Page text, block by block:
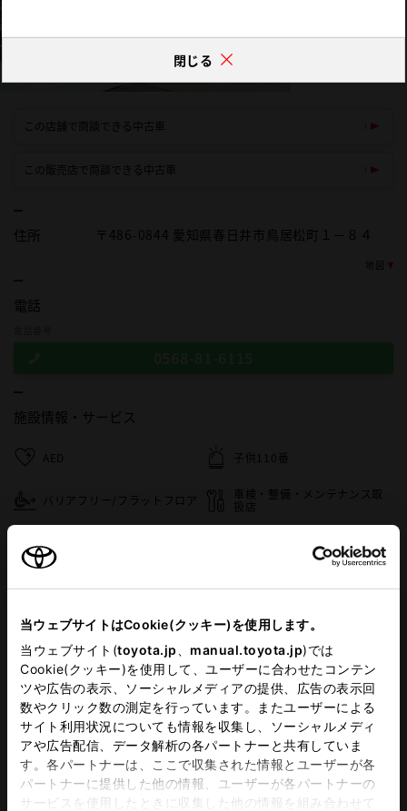
当ウェブサイトはCookie(クッキー)を使用します。
当ウェブサイト(toyota.jp manual.toyota.jp)では
Cookie(クッキー)を使用して、ユーザーに合わせたコンテン
ツや広告の表示、ソーシャルメディアの提供、広告の表示回
数やクリック数の測定を行っています。またユーザーによる
サイト利用状況についても情報を収集し、ソーシャルメディ
アや広告配信、データ解析の各パートナーと共有していま
す。各パートナーは、ここで収集された情報とユーザーが各
パートナーに提供した他の情報、ユーザーが各パートナーの
サービスを使用したときに収集した他の情報を組み合わせて
閉じる
この店舗で商談できる中古車
この販売店で商談できる中古車
住所 〒486-0844 愛知県春日井市鳥居松町１－８４
電話
施設情報・ サービス
AED 子供110番
バリアフリー/フラットフロア
車検・整備・メンテナンス取
扱店
シート）
G-Station WiFi
フリードリンク 災害帰宅支援
この販売店のウェブサイトはこちら
営業日カレンダー